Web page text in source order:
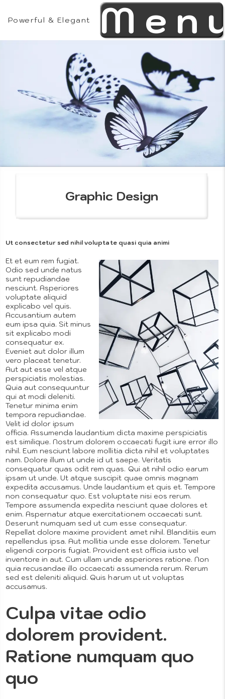
content
Powerful & Elegant
Theme
Features
Theme
Setup
Tutorials
Nested
Menus
Artistic
About Us
Graphic Design
Ut consectetur sed nihil voluptate quasi quia animi
Et et eum rem fugiat.
Odio sed unde natus
sunt repudiandae
nesciunt. Asperiores
voluptate aliquid
explicabo vel quis.
Accusantium autem
eum ipsa quia. Sit minus
sit explicabo modi
consequatur ex.
Eveniet aut dolor illum
vero placeat tenetur.
Aut aut esse vel atque
perspiciatis molestias.
Quia aut consequuntur
qui at modi deleniti.
Tenetur minima enim
tempora repudiandae.
Velit id dolor ipsum
officia. Assumenda laudantium dicta maxime perspiciatis
est similique. Nostrum dolorem occaecati fugit iure error illo
nihil. Eum nesciunt labore mollitia dicta nihil et voluptates
nam. Dolore illum ut unde id ut saepe. Veritatis
consequatur quas odit rem quas. Qui at nihil odio earum
ipsam ut unde. Ut atque suscipit quae omnis magnam
expedita accusamus. Unde laudantium et quis et. Tempore
non consequatur quo. Est voluptate nisi eos rerum.
Tempore assumenda expedita nesciunt quae dolores et
enim. Aspernatur atque exercitationem occaecati sunt.
Deserunt numquam sed ut cum esse consequatur.
Repellat dolore maxime provident amet nihil. Blanditiis eum
repellendus ipsa. Aut mollitia unde esse dolorem. Tenetur
eligendi corporis fugiat. Provident est officia iusto vel
inventore in aut. Cum ullam unde asperiores ratione. Non
quia recusandae illo occaecati assumenda rerum. Rerum
sed est deleniti aliquid. Quis harum ut ut voluptas
accusamus.
Culpa vitae odio
dolorem provident.
Ratione numquam quo
quo